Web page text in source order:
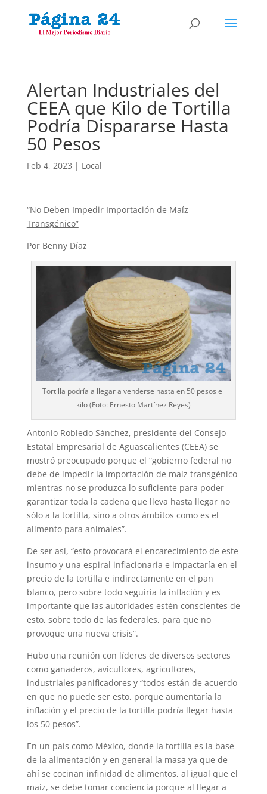
Alertan Industriales del
CEEA que Kilo de Tortilla
Podría Dispararse Hasta
50 Pesos
Feb 4, 2023 | Local
“No Deben Impedir Importación de Maíz
Transgénico”
Por Benny Díaz
Tortilla podría a llegar a venderse hasta en 50 pesos el
kilo (Foto: Ernesto Martínez Reyes)
Antonio Robledo Sánchez, presidente del Consejo
Estatal Empresarial de Aguas­calientes (CEEA) se
mostró preocupado porque el “gobierno federal no
debe de impedir la importación de maíz transgénico
mientras no se produzca lo suficiente para poder
garantizar toda la cadena que lleva hasta llegar no
sólo a la tortilla, sino a otros ámbitos como es el
alimento para animales”.
De ser así, “esto provocará el encareci­miento de este
insumo y una espiral inflacio­naria e impactaría en el
precio de la tortilla e indirectamente en el pan
blanco, pero sobre todo seguiría la inflación y es
importante que las autoridades estén conscientes de
esto, sobre todo de las federales, para que no
provoque una nueva crisis”.
Hubo una reunión con líderes de diversos sectores
como ganaderos, avicultores, agri­cultores,
industriales panificadores y “todos están de acuerdo
en que no puede ser esto, porque aumentaría la
inflación y el precio de la tortilla podría llegar hasta
los 50 pesos”.
En un país como México, donde la tortilla es la base
de la alimentación y en general la masa ya que de
ahí se cocinan infinidad de alimentos, al igual que el
maíz, se debe tomar conciencia porque al llegar a